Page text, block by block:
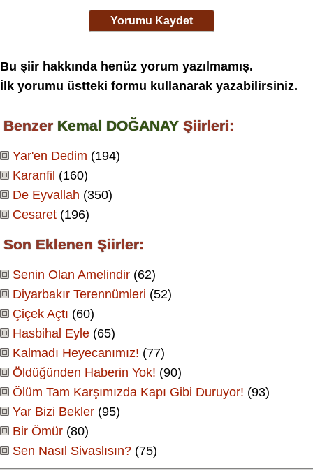
Yorumu Kaydet
Bu şiir hakkında henüz yorum yazılmamış.
İlk yorumu üstteki formu kullanarak yazabilirsiniz.
Benzer Kemal DOĞANAY Şiirleri:
Yar'en Dedim (194)
Karanfil (160)
De Eyvallah (350)
Cesaret (196)
Son Eklenen Şiirler:
Senin Olan Amelindir (62)
Diyarbakır Terennümleri (52)
Çiçek Açtı (60)
Hasbihal Eyle (65)
Kalmadı Heyecanımız! (77)
Öldüğünden Haberin Yok! (90)
Ölüm Tam Karşımızda Kapı Gibi Duruyor! (93)
Yar Bizi Bekler (95)
Bir Ömür (80)
Sen Nasıl Sivaslısın? (75)